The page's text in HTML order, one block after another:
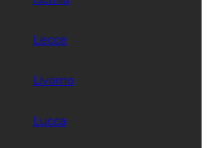
Lecce
Livorno
Lucca